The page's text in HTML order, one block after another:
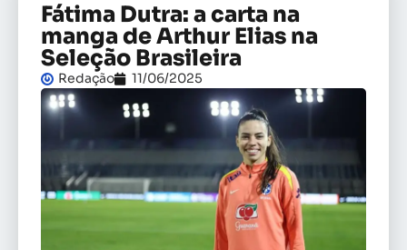
Fátima Dutra: a carta na
manga de Arthur Elias na
Seleção Brasileira
Redação 11/06/2025